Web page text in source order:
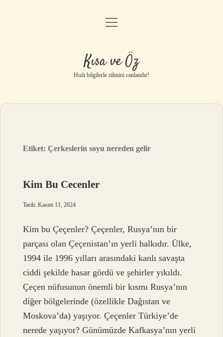
Anasayfa
Gizlilik Politikası
Yasal Uyarı
menüyü
Kısa ve Öz
Hızlı bilgilerle zihnini canlandır!
Etiket:Çerkeslerin soyu nereden gelir
Kim Bu Cecenler
Tarih: Kasım 11, 2024
Kim bu Çeçenler? Çeçenler, Rusya’nın bir
parçası olan Çeçenistan’ın yerli halkıdır. Ülke,
1994 ile 1996 yılları arasındaki kanlı savaşta
ciddi şekilde hasar gördü ve şehirler yıkıldı.
Çeçen nüfusunun önemli bir kısmı Rusya’nın
diğer bölgelerinde (özellikle Dağıstan ve
Moskova’da) yaşıyor. Çeçenler Türkiye’de
nerede yaşıyor? Günümüzde Kafkasya’nın yerli